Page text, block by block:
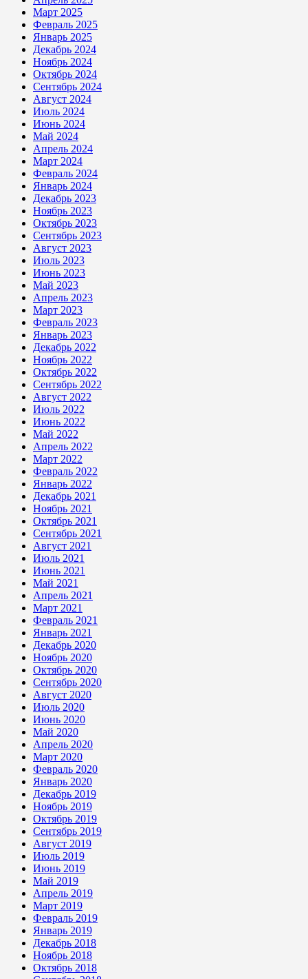
Март 2025
Февраль 2025
Январь 2025
Декабрь 2024
Ноябрь 2024
Октябрь 2024
Сентябрь 2024
Август 2024
Июль 2024
Июнь 2024
Май 2024
Апрель 2024
Март 2024
Февраль 2024
Январь 2024
Декабрь 2023
Ноябрь 2023
Октябрь 2023
Сентябрь 2023
Август 2023
Июль 2023
Июнь 2023
Май 2023
Апрель 2023
Март 2023
Февраль 2023
Январь 2023
Декабрь 2022
Ноябрь 2022
Октябрь 2022
Сентябрь 2022
Август 2022
Июль 2022
Июнь 2022
Май 2022
Апрель 2022
Март 2022
Февраль 2022
Январь 2022
Декабрь 2021
Ноябрь 2021
Октябрь 2021
Сентябрь 2021
Август 2021
Июль 2021
Июнь 2021
Май 2021
Апрель 2021
Март 2021
Февраль 2021
Январь 2021
Декабрь 2020
Ноябрь 2020
Октябрь 2020
Сентябрь 2020
Август 2020
Июль 2020
Июнь 2020
Май 2020
Апрель 2020
Март 2020
Февраль 2020
Январь 2020
Декабрь 2019
Ноябрь 2019
Октябрь 2019
Сентябрь 2019
Август 2019
Июль 2019
Июнь 2019
Май 2019
Апрель 2019
Март 2019
Февраль 2019
Январь 2019
Декабрь 2018
Ноябрь 2018
Октябрь 2018